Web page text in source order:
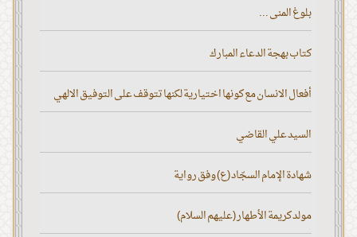
بلوغ المنى ...
كتاب بهجة الدعاء المبارك
أفعال الانسان مع كونها اختيارية لكنها تتوقف على التوفيق الالهي
السيد علي القاضي
شهادة الإمام السجّاد (ع) وفق رواية
مولد كريمة الأطهار (عليهم السلام)